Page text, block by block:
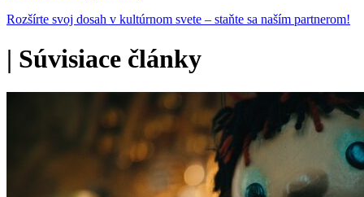
Rozšírte svoj dosah v kultúrnom svete – staňte sa naším partnerom!
| Súvisiace články